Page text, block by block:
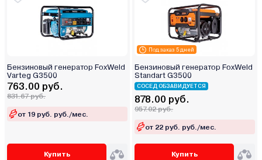
Бензиновый генератор FoxWeld
Varteg G3500
763.00 руб.
831.67 руб.
от 19 руб. руб./мес.
Купить
Под заказ 5 дней
Бензиновый генератор FoxWeld
Standart G3500
СОСЕД ОБЗАВИДУЕТСЯ
878.00 руб.
957.02 руб.
от 22 руб. руб./мес.
Купить